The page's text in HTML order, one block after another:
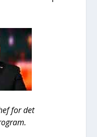
for det